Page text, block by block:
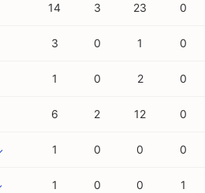
14 3 23 0
3 0 1 0
1 0 2 0
6 2 12 0
1 0 0 0
1 0 0 1